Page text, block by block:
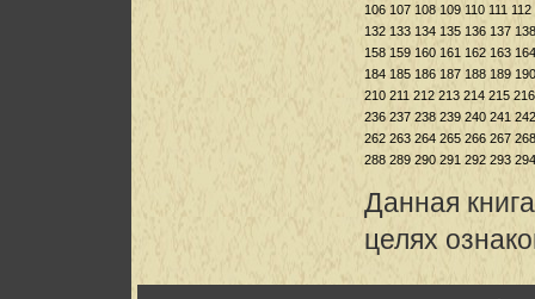
106 107 108 109 110 111 112
132 133 134 135 136 137 138
158 159 160 161 162 163 164
184 185 186 187 188 189 190
210 211 212 213 214 215 216
236 237 238 239 240 241 242
262 263 264 265 266 267 268
288 289 290 291 292 293 294
Данная
целях